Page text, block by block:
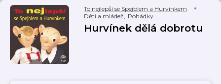
To nejlepší se Spejblem a Hurvínkem
Děti a mládež, Pohádky
Hurvínek dělá dobrotu